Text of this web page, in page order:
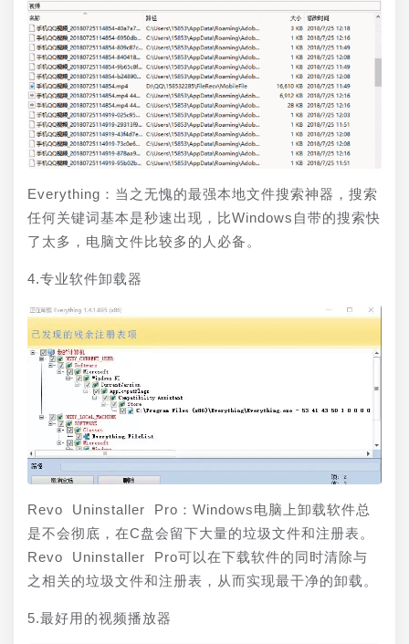
Everything：当之无愧的最强本地文件搜索神器，搜索
任何关键词基本是秒速出现，比Windows自带的搜索快
了太多，电脑文件比较多的人必备。
4.专业软件卸载器
Revo Uninstaller Pro：Windows电脑上卸载软件总
是不会彻底，在C盘会留下大量的垃圾文件和注册表。
Revo Uninstaller Pro可以在下载软件的同时清除与
之相关的垃圾文件和注册表，从而实现最干净的卸载。
5.最好用的视频播放器